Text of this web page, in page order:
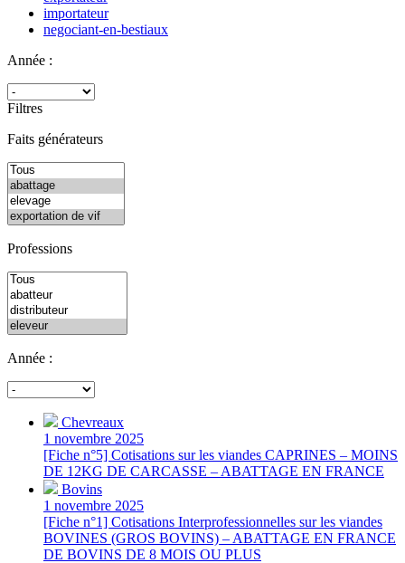
importateur
negociant-en-bestiaux
Année :
Filtres
Faits générateurs
Professions
Année :
Chevreaux
1 novembre 2025
[Fiche n°5] Cotisations sur les viandes CAPRINES – MOINS
DE 12KG DE CARCASSE – ABATTAGE EN FRANCE
Bovins
1 novembre 2025
[Fiche n°1] Cotisations Interprofessionnelles sur les viandes
BOVINES (GROS BOVINS) – ABATTAGE EN FRANCE
DE BOVINS DE 8 MOIS OU PLUS